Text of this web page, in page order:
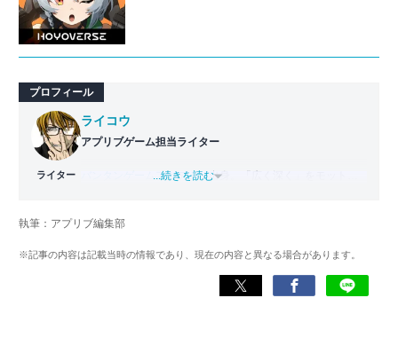
プロフィール
ライター
ライコウ
アプリブゲーム担当ライター
バンタンゲームアカデミー 出身。「広く深く」をモットー
ゲームだけでも1,000本以上。ゲーム開発者を目指した経験
くして面白さを引き出し、人々に伝えるためゲームライタ
...続きを読む
執筆：アプリブ編集部
※記事の内容は記載当時の情報であり、現在の内容と異なる場合があります。